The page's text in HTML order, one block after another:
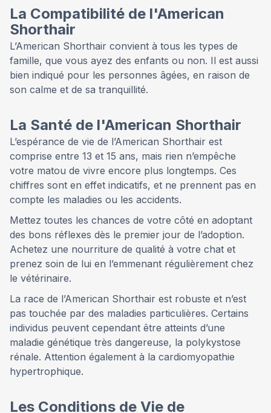
La Compatibilité de l'American
Shorthair
L’American Shorthair convient à tous les types de
famille, que vous ayez des enfants ou non. Il est aussi
bien indiqué pour les personnes âgées, en raison de
son calme et de sa tranquillité.
La Santé de l'American Shorthair
L’espérance de vie de l’American Shorthair est
comprise entre 13 et 15 ans, mais rien n’empêche
votre matou de vivre encore plus longtemps. Ces
chiffres sont en effet indicatifs, et ne prennent pas en
compte les maladies ou les accidents.
Mettez toutes les chances de votre côté en adoptant
des bons réflexes dès le premier jour de l’adoption.
Achetez une nourriture de qualité à votre chat et
prenez soin de lui en l’emmenant régulièrement chez
le vétérinaire.
La race de l’American Shorthair est robuste et n’est
pas touchée par des maladies particulières. Certains
individus peuvent cependant être atteints d’une
maladie génétique très dangereuse, la polykystose
rénale. Attention également à la cardiomyopathie
hypertrophique.
Les Conditions de Vie de